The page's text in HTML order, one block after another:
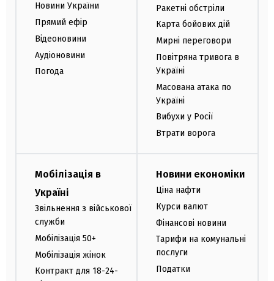
Новини України
Прямий ефір
Відеоновини
Аудіоновини
Погода
Ракетні обстріли
Карта бойових дій
Мирні переговори
Повітряна тривога в
Україні
Масована атака по
Україні
Вибухи у Росії
Втрати ворога
Мобілізація в
Україні
Звільнення з військової
служби
Мобілізація 50+
Мобілізація жінок
Контракт для 18-24-
Новини економіки
Ціна нафти
Курси валют
Фінансові новини
Тарифи на комунальні
послуги
Податки